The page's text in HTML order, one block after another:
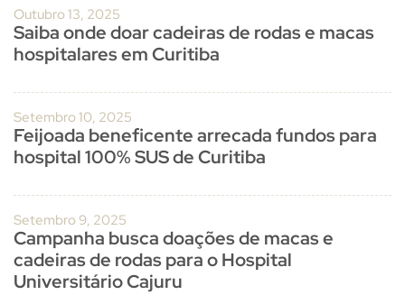
Outubro 13, 2025
Saiba onde doar cadeiras de rodas e macas
hospitalares em Curitiba
Setembro 10, 2025
Feijoada beneficente arrecada fundos para
hospital 100% SUS de Curitiba
Setembro 9, 2025
Campanha busca doações de macas e
cadeiras de rodas para o Hospital
Universitário Cajuru